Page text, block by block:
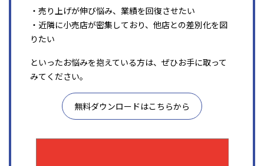
・売り上げが伸び悩み、業績を回復させたい
・近隣に小売店が密集しており、他店との差別化を図
りたい
といったお悩みを抱えている方は、ぜひお手に取って
みてください。
無料ダウンロードはこちらから